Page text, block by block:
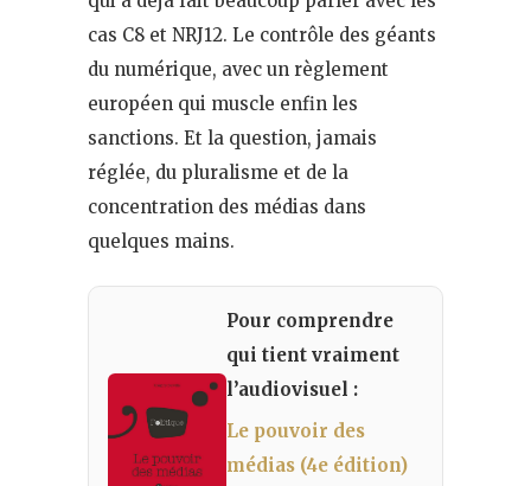
cas C8 et NRJ12. Le contrôle des géants
du numérique, avec un règlement
européen qui muscle enfin les
sanctions. Et la question, jamais
réglée, du pluralisme et de la
concentration des médias dans
quelques mains.
Pour comprendre
qui tient vraiment
l’audiovisuel :
Le pouvoir des
médias (4e édition)